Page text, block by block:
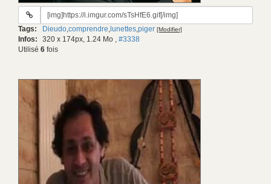
URL
gif:
Tags: Dieudo,comprendre, lunettes,piger [Modifier]
Infos: 320 x 174px, 1.24 Mo , #3338
Utilisé 6 fois